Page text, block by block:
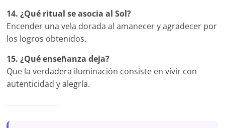
14. ¿Qué ritual se asocia al Sol?
Encender una vela dorada al amanecer y agradecer por
los logros obtenidos.
15. ¿Qué enseñanza deja?
Que la verdadera iluminación consiste en vivir con
autenticidad y alegría.